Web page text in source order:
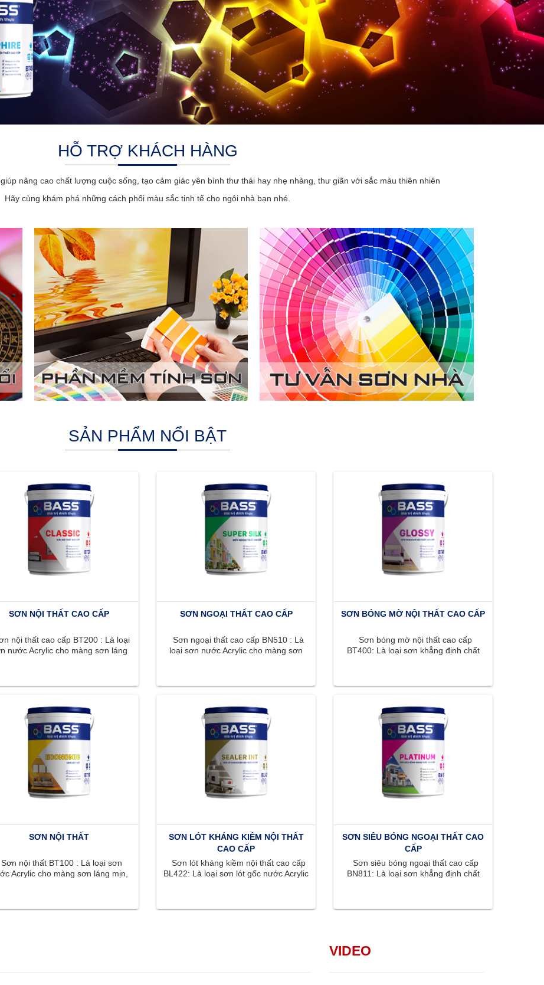
HỖ TRỢ KHÁCH HÀNG
nâng cao chất lượng cuộc sống, tạo cảm giác yên bình thư thái hay nhẹ nhàng, thư giãn với sắc màu thiên nhiên
Hãy cùng khám phá những cách phối màu sắc tinh tế cho ngôi nhà bạn nhé.
SẢN PHẨM NỔI BẬT
SƠN NỘI THẤT CAO CẤP
nội thất cao cấp BT200 : Là loại
nước Acrylic cho màng sơn láng
SƠN NGOẠI THẤT CAO CẤP
Sơn ngoại thất cao cấp BN510 : Là
loại sơn nước Acrylic cho màng sơn
SƠN BÓNG MỜ NỘI THẤT CAO CẤP
Sơn bóng mờ nội thất cao cấp
BT400: Là loại sơn khẳng định chất
SƠN NỘI THẤT
Sơn nội thất BT100 : Là loại sơn
Acrylic cho màng sơn láng mịn,
SƠN LÓT KHÁNG KIỀM NỘI THẤT
CAO CẤP
Sơn lót kháng kiềm nội thất cao cấp
BL422: Là loại sơn lót gốc nước Acrylic
SƠN SIÊU BÓNG NGOẠI THẤT CAO
CẤP
Sơn siêu bóng ngoại thất cao cấp
BN811: Là loại sơn khẳng định chất
VIDEO